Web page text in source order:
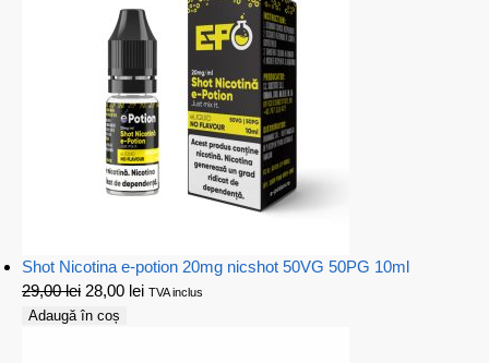
Shot Nicotina e-potion 20mg nicshot 50VG 50PG 10ml
29,00lei 28,00 lei TVA inclus
Adaugă în coș